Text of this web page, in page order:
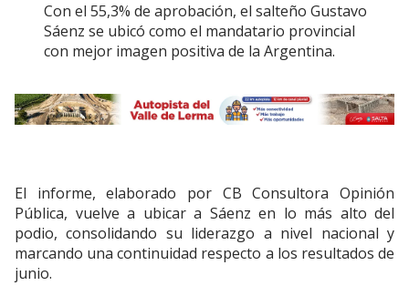
Con el 55,3% de aprobación, el salteño Gustavo
Sáenz se ubicó como el mandatario provincial
con mejor imagen positiva de la Argentina.
El informe, elaborado por CB Consultora Opinión
Pública, vuelve a ubicar a Sáenz en lo más alto del
podio, consolidando su liderazgo a nivel nacional y
marcando una continuidad respecto a los resultados de
junio.